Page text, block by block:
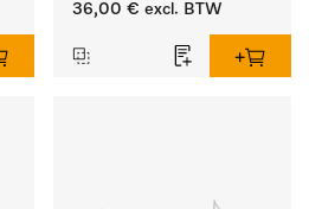
36,00 € excl. BTW